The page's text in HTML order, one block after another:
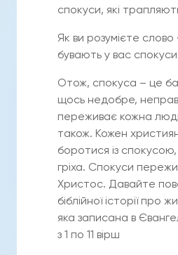
спокуси, які
Як ви розумієте
бувають у вас
Отож, спокуса – це
щось недобре,
переживає кожна
також. Кожен
боротися із
гріха. Спокуси
Христос. Давайте
біблійної історії про
яка записана в
з 1 по 11 вірш